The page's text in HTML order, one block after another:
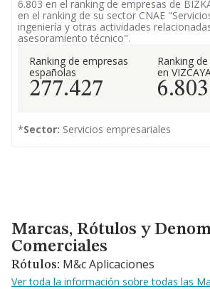
6.803 en el ranking de empresas de
en el ranking de su sector CNAE
ingeniería y otras actividades
asesoramiento técnico".
Ranking de empresas
españolas
277.427
Ranking
en
6.803
*Sector: Servicios empresariales
Marcas, Rótulos y Denominaciones
Marcas, Rótulos y
Comerciales
Rótulos: M&c Aplicaciones
Ver toda la información sobre todas las